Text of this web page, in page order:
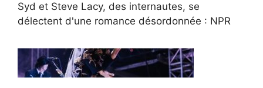
Syd et Steve Lacy, des internautes, se
délectent d'une romance désordonnée : NPR